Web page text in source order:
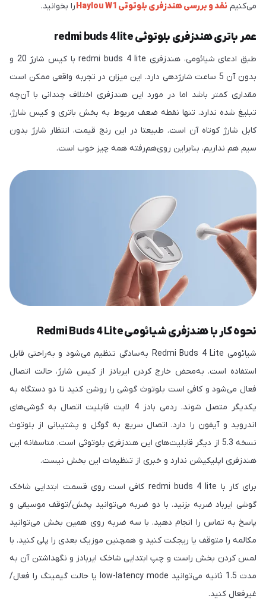
می‌کنیم نقد و بررسی هندزفری بلوتوثی Haylou W1 را بخوانید.
عمر باتری هندزفری بلوتوثی redmi buds 4 lite
طبق ادعای شیائومی، هندزفری redmi buds 4 lite با کیس شارژ 20 و
بدون آن 5 ساعت شارژدهی دارد. این میزان در تجربه واقعی ممکن است
مقداری کمتر باشد اما در مورد این هندزفری اختلاف چندانی با آن‌چه
تبلیغ شده ندارد. تنها نقطه ضعف مربوط به بخش باتری و کیس شارژ،
کابل شارژ کوتاه آن است. طبیعتا در این رنج قیمت، انتظار شارژ بدون
سیم هم نداریم، بنابراین روی‌هم‌رفته همه چیز خوب است.
نحوه کار با هندزفری شیائومی Redmi Buds 4 Lite
شیائومی Redmi Buds 4 Lite به‌سادگی تنظیم می‌شود و به‌راحتی قابل
استفاده است. به‌محض خارج کردن ایربادز از کیس شارژ، حالت اتصال
فعال می‌شود و کافی است بلوتوث گوشی را روشن کنید تا دو دستگاه به
یکدیگر متصل شوند. ردمی بادز 4 لایت قابلیت اتصال به گوشی‌های
اندروید و آیفون را دارد. اتصال سریع به گوگل و پشتیبانی از بلوتوث
نسخه 5.3 از دیگر قابلیت‌های این هندزفری بلوتوثی است. متاسفانه این
هندزفری اپلیکیشن ندارد و خبری از تنظیمات این بخش نیست.
برای کار با redmi buds 4 lite کافی است روی قسمت ابتدایی شاخک
گوشی ایرباد ضربه بزنید. با دو ضربه می‌توانید پخش/توقف موسیقی و
پاسخ به تماس را انجام دهید. با سه ضربه روی همین بخش می‌توانید
مکالمه را متوقف یا ریجکت کنید و همچنین موزیک بعدی را پلی کنید. با
لمس کردن بخش راست و چپ ابتدایی شاخک ایربادز و نگهداشتن آن به
مدت 1.5 ثانیه می‌توانید low-latency mode یا حالت گیمینگ را فعال/
غیرفعال کنید.